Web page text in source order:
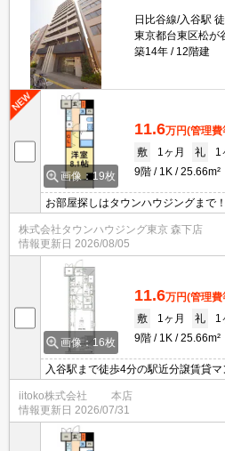
日比谷線/入谷駅
東京都台東区松が
築14年
12階建
画像：19枚
11.6万円(管理費
敷
1ヶ月 礼
1
9階
1K 25.66m²
お部屋探しはタウンハウジングまで
株式会社タウンハウジング東京 森下店
情報更新日 2026/08/05
画像：16枚
11.6万円(管理費
敷
1ヶ月 礼
1
9階
1K 25.66m²
入谷駅まで徒歩4分の駅近分譲賃貸
iitoko株式会社 本店
情報更新日 2026/07/31